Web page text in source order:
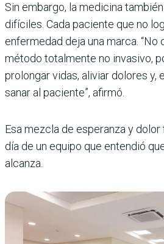
Sin embargo, la medicina
difíciles. Cada paciente que no
enfermedad deja una marca. “No
método totalmente no invasivo,
prolongar vidas, aliviar dolores y,
sanar al paciente”, afirmó.
Esa mezcla de esperanza y
día de un equipo que entendió
alcanza.